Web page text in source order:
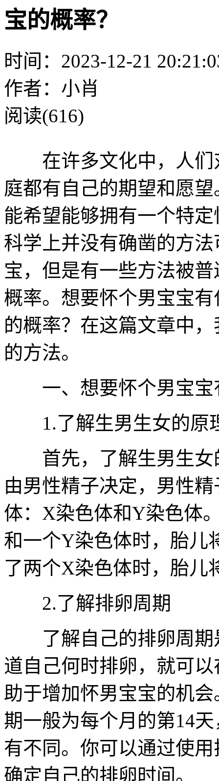
宝的概率？
时间：2023-12-21
作者：小肖
阅读(616)
在许多文化中，人们
庭都有自己的期望和愿
能希望能够拥有一个特
科学上并没有确凿的方
宝，但是有一些方法被
概率。想要怀个男宝宝
的概率？在这篇文章中
的方法。
一、想要怀个男宝宝
1.了解生男生女的原
首先，了解生男生女
由男性精子决定，男性
体：X染色体和Y染色体
和一个Y染色体时，胎儿
了两个X染色体时，胎儿
2.了解排卵周期
了解自己的排卵周期
道自己何时排卵，就可
助于增加怀男宝宝的机
期一般为每个月的第14
有不同。你可以通过使
确定自己的排卵时间。